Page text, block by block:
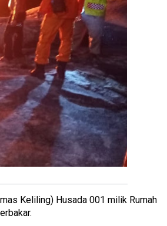
Keliling) Husada 001 milik Rumah